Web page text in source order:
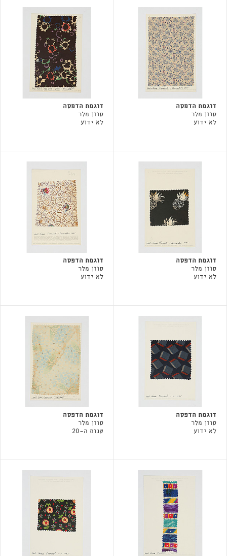
דוגמת הדפסה
סוזן מלר
לא ידוע
דוגמת הדפסה
סוזן מלר
לא ידוע
דוגמת הדפסה
סוזן מלר
לא ידוע
דוגמת הדפסה
סוזן מלר
לא ידוע
דוגמת הדפסה
סוזן מלר
לא ידוע
דוגמת הדפסה
סוזן מלר
שנות ה-20